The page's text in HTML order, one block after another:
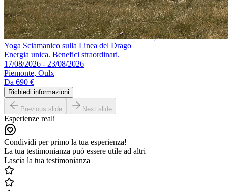
Yoga Sciamanico sulla Linea del Drago
Energia unica. Benefici straordinari.
17/08/2026 - 23/08/2026
Piemonte, Oulx
Da 690 €
Richiedi informazioni
Previous slide Next slide
Esperienze reali
Condividi per primo la tua esperienza!
La tua testimonianza può essere utile ad altri
Lascia la tua testimonianza